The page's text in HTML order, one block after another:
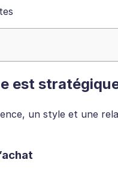
est
un style et une